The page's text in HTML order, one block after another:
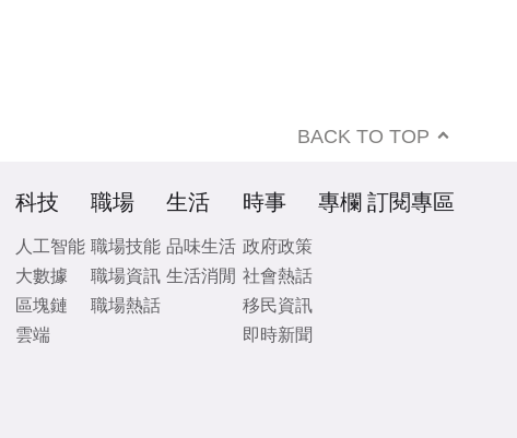
BACK TO TOP
科技
人工智能
大數據
區塊鏈
雲端
職場
職場技能
職場資訊
職場熱話
生活
品味生活
生活消閒
時事
政府政策
社會熱話
移民資訊
即時新聞
專欄 訂閱專區